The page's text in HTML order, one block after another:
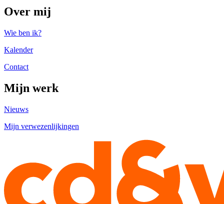
Over mij
Wie ben ik?
Kalender
Contact
Mijn werk
Nieuws
Mijn verwezenlijkingen